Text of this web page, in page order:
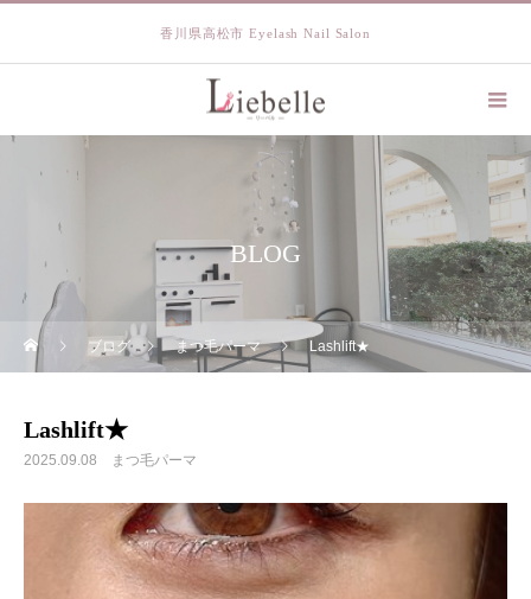
香川県高松市 Eyelash Nail Salon
BLOG
ブログ まつ毛パーマ Lashlift★
Lashlift★
2025.09.08 まつ毛パーマ